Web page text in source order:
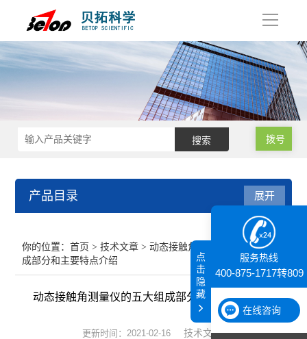
导
拨号
产品目录
纳米粒度仪
膜厚仪
表面张力仪
展开
你的位置：首页 >技术文章 > 动态接触角测量仪的五大组
成部分和主要特点介绍
动态接触角测量仪的五大组成部分和主要特点介绍
更新时间：2021-02-16 技术文章
服务热线
400-875-1717转809
在线咨询
点
击
隐
藏